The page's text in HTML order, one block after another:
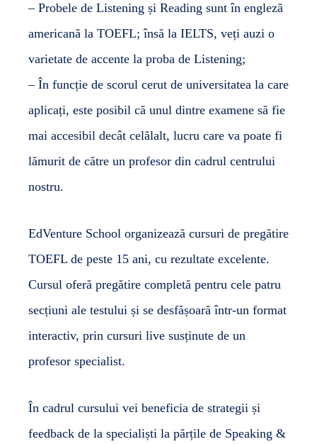
– Probele de Listening și Reading sunt în engleză
americană la TOEFL; însă la IELTS, veți auzi o
varietate de accente la proba de Listening;
– În funcție de scorul cerut de universitatea la care
aplicați, este posibil că unul dintre examene să fie
mai accesibil decât celălalt, lucru care va poate fi
lămurit de către un profesor din cadrul centrului
nostru.
EdVenture School organizează cursuri de pregătire
TOEFL de peste 15 ani, cu rezultate excelente.
Cursul oferă pregătire completă pentru cele patru
secțiuni ale testului și se desfășoară într-un format
interactiv, prin cursuri live susținute de un
profesor specialist.
În cadrul cursului vei beneficia de strategii și
feedback de la specialiști la părțile de Speaking &